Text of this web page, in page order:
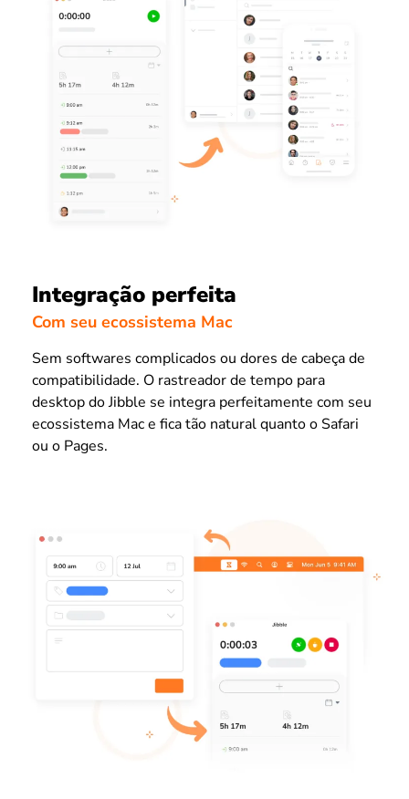
Integração perfeita
Com seu ecossistema Mac
Sem softwares complicados ou dores de cabeça de
compatibilidade. O rastreador de tempo para
desktop do Jibble se integra perfeitamente com seu
ecossistema Mac e fica tão natural quanto o Safari
ou o Pages.